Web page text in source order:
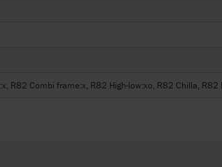
R82 Combi frame:x, R82 High-low:xo, R82 Chilla, R82